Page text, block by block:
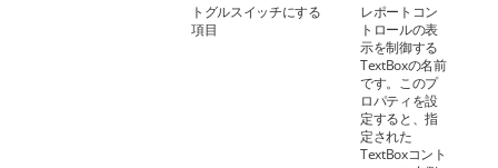
トグルスイッチにする
項目
レポートコン
トロールの表
示を制御する
TextBoxの名前
です。このプ
ロパティを設
定すると、指
定された
TextBoxコント